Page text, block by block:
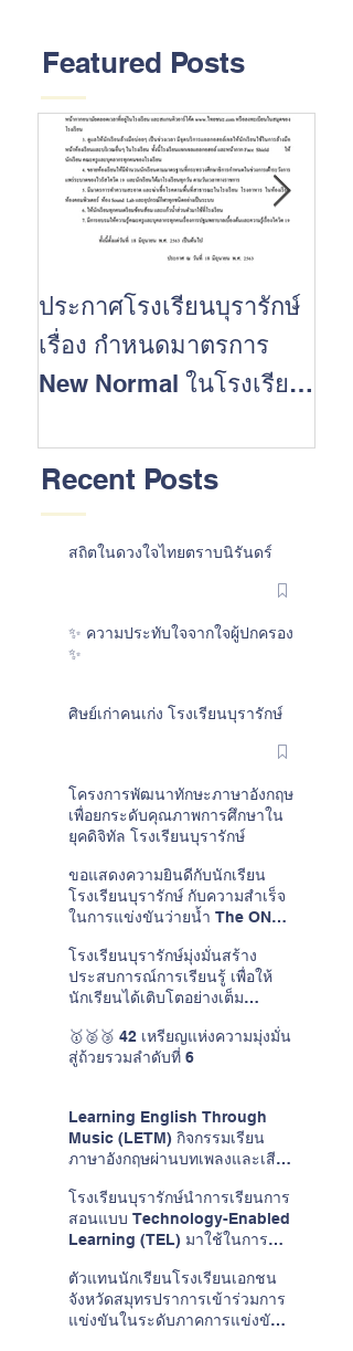
Featured Posts
ประกาศโรงเรียนบุรารักษ์
เรื่อง กำหนดมาตรการ
New Normal ในโรงเรียน
2563
Recent Posts
สถิตในดวงใจไทยตราบนิรันดร์
✨ ความประทับใจจากใจผู้ปกครอง
✨
ศิษย์เก่าคนเก่ง โรงเรียนบุรารักษ์
โครงการพัฒนาทักษะภาษาอังกฤษ
เพื่อยกระดับคุณภาพการศึกษาใน
ยุคดิจิทัล โรงเรียนบุรารักษ์
ขอแสดงความยินดีกับนักเรียน
โรงเรียนบุรารักษ์ กับความสำเร็จ
ในการแข่งขันว่ายน้ำ The ONE
โรงเรียนบุรารักษ์มุ่งมั่นสร้าง
ประสบการณ์การเรียนรู้ เพื่อให้
นักเรียนได้เติบโตอย่างเต็ม
🥇🥈🥉 42 เหรียญแห่งความมุ่งมั่น
สู่ถ้วยรวมลำดับที่ 6
Learning English Through
Music (LETM) กิจกรรมเรียน
ภาษาอังกฤษผ่านบทเพลงและเสียง
โรงเรียนบุรารักษ์นำการเรียนการ
สอนแบบ Technology-Enabled
Learning (TEL) มาใช้ในการ
อังกฤษ
ตัวแทนนักเรียนโรงเรียนเอกชน
จังหวัดสมุทรปราการเข้าร่วมการ
แข่งขันในระดับภาคการแข่งขัน